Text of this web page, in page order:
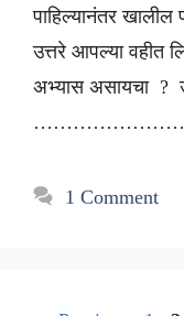
पाहिल्यानंतर खालील
उत्तरे आपल्या वहीत
अभ्यास असायचा ?
1 Comment